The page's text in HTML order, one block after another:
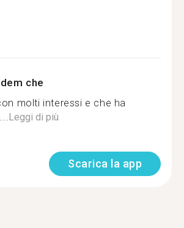
che
molti interessi e che ha
Leggi di più
Scarica la app